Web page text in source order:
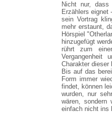
Nicht nur,
Erzählers eignet
sein Vortrag
mehr erstaunt,
Hörspiel
hinzugefügt
rührt zum
Vergangenheit
Charakter dieser
Bis auf das
Form immer
findet, können
wurden, nur
wären,
einfach nicht ins